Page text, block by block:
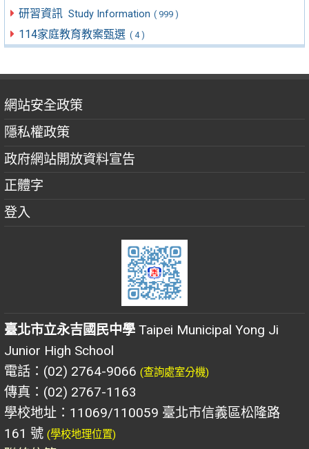
研習資訊 Study Information ( 999 )
114家庭教育教案甄選 ( 4 )
網站安全政策
隱私權政策
政府網站開放資料宣告
正體字
登入
臺北市立永吉國民中學 Taipei Municipal Yong Ji
Junior High School
電話：(02) 2764-9066 (查詢處室分機)
傳真：(02) 2767-1163
學校地址：11069/110059 臺北市信義區松隆路
161 號 (學校地理位置)